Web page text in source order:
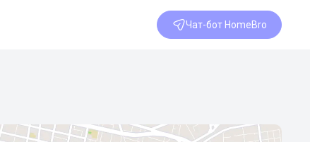
Чат-бот HomeBro